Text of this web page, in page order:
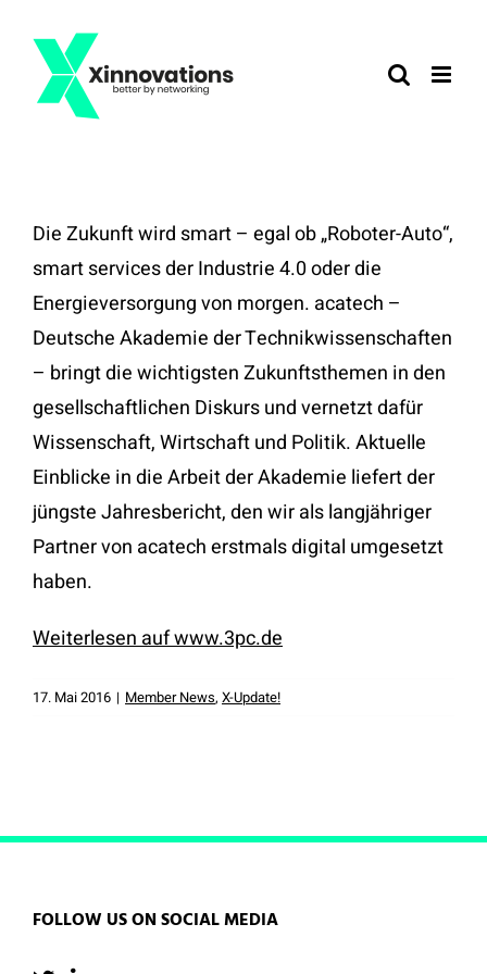
Inhalt
springen
Die Zukunft wird smart – egal ob „Roboter-Auto“,
smart services der Industrie 4.0 oder die
Energieversorgung von morgen. acatech –
Deutsche Akademie der Technikwissenschaften
– bringt die wichtigsten Zukunftsthemen in den
gesellschaftlichen Diskurs und vernetzt dafür
Wissenschaft, Wirtschaft und Politik. Aktuelle
Einblicke in die Arbeit der Akademie liefert der
jüngste Jahresbericht, den wir als langjähriger
Partner von acatech erstmals digital umgesetzt
haben.
Weiterlesen auf www.3pc.de
17. Mai 2016 | Member News, X-Update!
FOLLOW US ON SOCIAL MEDIA